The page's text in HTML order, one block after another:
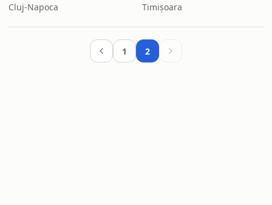
Cluj-Napoca Timișoara
1 2